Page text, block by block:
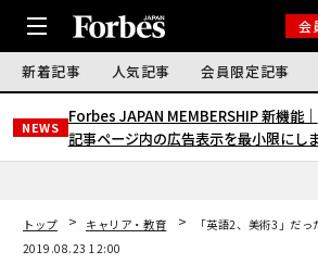
会
新着記事 人気記事 会員限定記事
NEWS
Forbes JAPAN MEMBERSHIP 新機能｜
記事ページ内の広告表示を最小限にし
トップ キャリア・教育
「英語2、美術3」だ
2019.08.23 12:00